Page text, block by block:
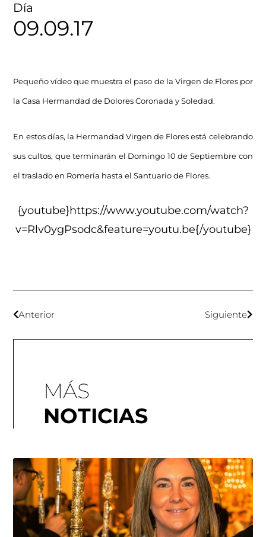
Día
09.09.17
Pequeño vídeo que muestra el paso de la Virgen de Flores por
la Casa Hermandad de Dolores Coronada y Soledad.
En estos días, la Hermandad Virgen de Flores está celebrando
sus cultos, que terminarán el Domingo 10 de Septiembre con
el traslado en Romería hasta el Santuario de Flores.
{youtube}https://www.youtube.com/watch?
v=Rlv0ygPsodc&feature=youtu.be{/youtube}
Anterior Siguiente
MÁS
NOTICIAS